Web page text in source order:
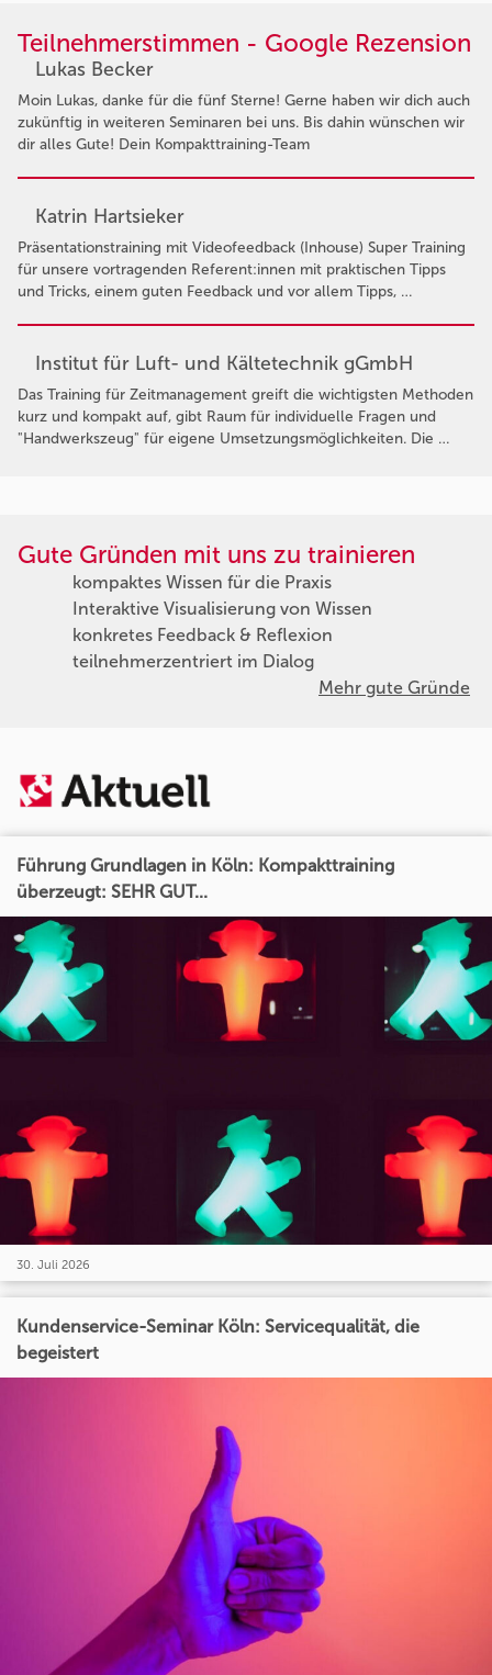
Teilnehmerstimmen - Google Rezension
Lukas Becker
Moin Lukas, danke für die fünf Sterne! Gerne haben wir dich auch
zukünftig in weiteren Seminaren bei uns. Bis dahin wünschen wir
dir alles Gute! Dein Kompakttraining-Team
Katrin Hartsieker
Präsentationstraining mit Videofeedback (Inhouse) Super Training
für unsere vortragenden Referent:innen mit praktischen Tipps
und Tricks, einem guten Feedback und vor allem Tipps, …
Institut für Luft- und Kältetechnik gGmbH
Das Training für Zeitmanagement greift die wichtigsten Methoden
kurz und kompakt auf, gibt Raum für individuelle Fragen und
"Handwerkszeug" für eigene Umsetzungsmöglichkeiten. Die …
Gute Gründen mit uns zu trainieren
kompaktes Wissen für die Praxis
Interaktive Visualisierung von Wissen
konkretes Feedback & Reflexion
teilnehmerzentriert im Dialog
Mehr gute Gründe
Führung Grundlagen in Köln: Kompakttraining
überzeugt: SEHR GUT...
30. Juli 2026
Kundenservice-Seminar Köln: Servicequalität, die
begeistert